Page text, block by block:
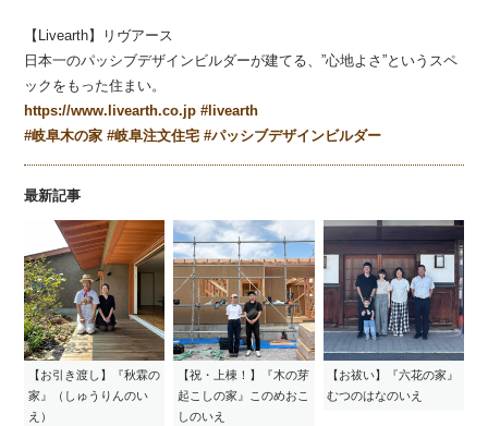
【Livearth】リヴアース
日本一のパッシブデザインビルダーが建てる、”心地よさ”というスペ
ックをもった住まい。
https://www.livearth.co.jp # livearth
#岐阜木の家 #岐阜注文住宅 #パッシブデザインビルダー
最新記事
【お引き渡し】『秋霖の
家』（しゅうりんのい
え）
【祝・上棟！】『木の芽
起こしの家』このめおこ
しのいえ
【お祓い】『六花の家』
むつのはなのいえ